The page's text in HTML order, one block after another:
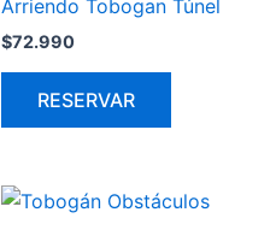
Arriendo Tobogan Túnel
$72.990
RESERVAR